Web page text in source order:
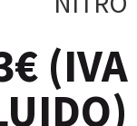
€ (IVA